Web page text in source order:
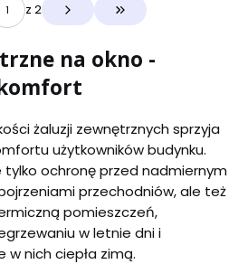
z 2 Przejdź do ostatniej
na okno -
żaluzji zewnętrznych sprzyja
użytkowników budynku.
ochronę przed nadmiernym
przechodniów, ale też
pomieszczeń,
w letnie dni i
w nich ciepła zimą.